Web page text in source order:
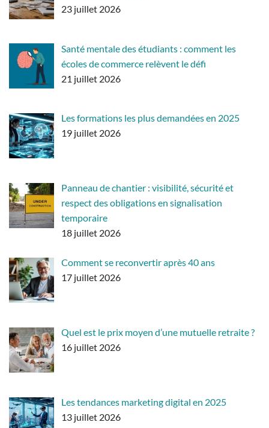
23 juillet 2026
Santé mentale des étudiants : comment les
écoles de commerce relèvent le défi
21 juillet 2026
Les formations les plus demandées en 2025
19 juillet 2026
Panneau de chantier : visibilité, sécurité et
respect des obligations en signalisation
temporaire
18 juillet 2026
Comment se reconvertir après 40 ans
17 juillet 2026
Quel est le prix moyen d’une mutuelle retraite ?
16 juillet 2026
Les tendances marketing digital en 2025
13 juillet 2026